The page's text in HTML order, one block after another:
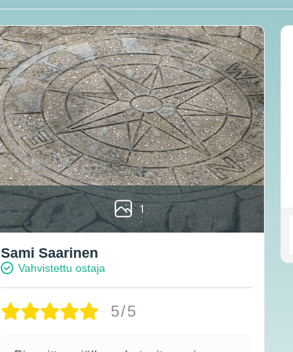
1
Sami Saarinen
Vahvistettu ostaja
5/5